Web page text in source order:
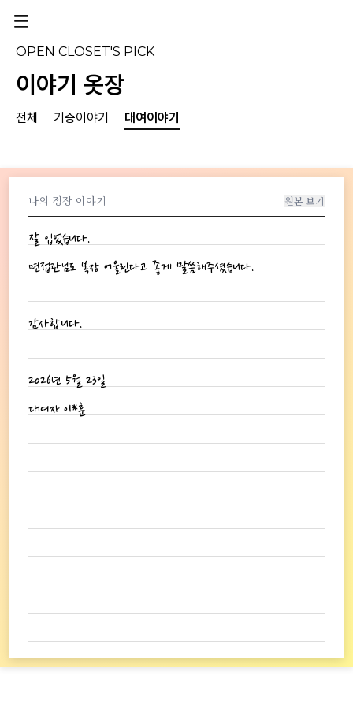
OPEN CLOSET'S PICK
이야기 옷장
전체 기증이야기 대여이야기
나의 정장 이야기 원본 보기
잘 입었습니다.
면접관님도 복장 어울린다고 좋게 말씀해주셨습니다.
감사합니다.
2026년 5월 23일
대여자 이*훈